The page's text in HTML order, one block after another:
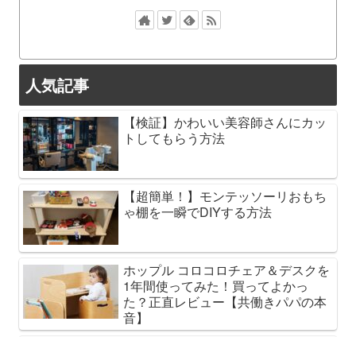
人気記事
【検証】かわいい美容師さんにカッ
トしてもらう方法
【超簡単！】モンテッソーリおもち
ゃ棚を一瞬でDIYする方法
ホップル コロコロチェア＆デスクを
1年間使ってみた！買ってよかっ
た？正直レビュー【共働きパパの本
音】